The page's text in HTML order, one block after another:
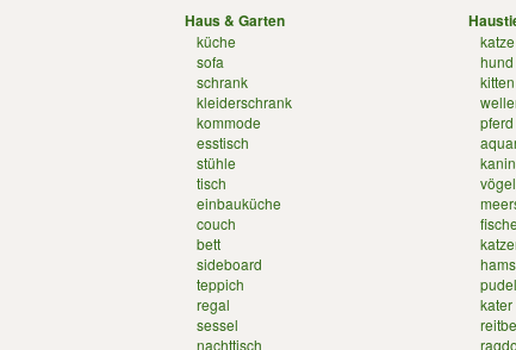
Haus & Garten
küche
sofa
schrank
kleiderschrank
kommode
esstisch
stühle
tisch
einbauküche
couch
bett
sideboard
teppich
regal
sessel
nachttisch
katze
hund
kitten
pferd
vögel
fische
pudel
kater